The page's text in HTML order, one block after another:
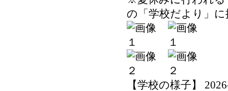
の「学校だより」
【学校の様子】